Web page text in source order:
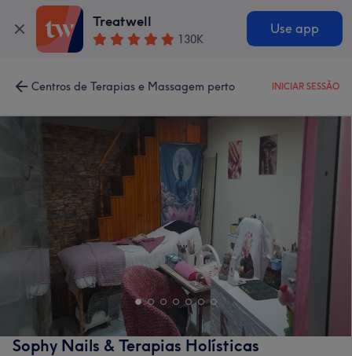
Treatwell
130K
Use app
Centros de Terapias e Massagem perto INICIAR SESSÃO
Sophy Nails & Terapias Holísticas